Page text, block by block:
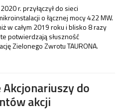
r. przyłączył do sieci
o łącznej mocy 422 MW.
w całym 2019 roku i blisko 8 razy
potwierdzają słuszność
Zielonego Zwrotu TAURONA.
do
akcji